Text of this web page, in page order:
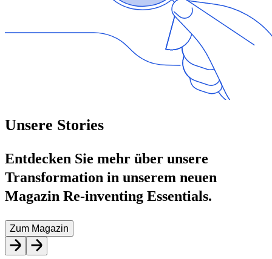
Unsere Stories
Entdecken Sie mehr über unsere
Transformation in unserem neuen
Magazin Re‑inventing Essentials.
Zum Magazin